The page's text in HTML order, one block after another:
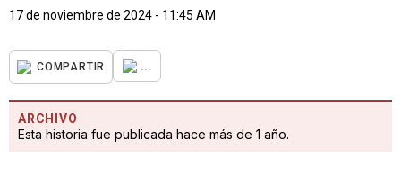
17 de noviembre de 2024 - 11:45 AM
COMPARTIR ...
ARCHIVO
Esta historia fue publicada hace más de 1 año.